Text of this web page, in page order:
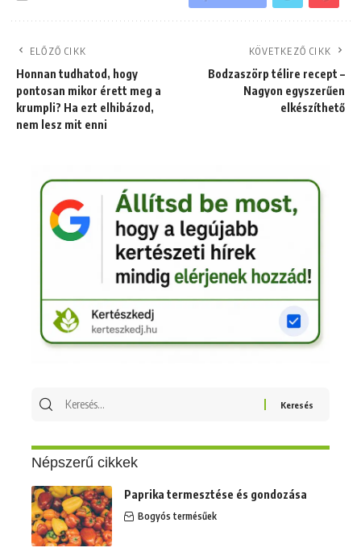
ELŐZŐ CIKK
Honnan tudhatod, hogy
pontosan mikor érett meg a
krumpli? Ha ezt elhibázod,
nem lesz mit enni
KÖVETKEZŐ CIKK
Bodzaszörp télire recept –
Nagyon egyszerűen
elkészíthető
Keresés
Népszerű cikkek
Paprika termesztése és gondozása
Bogyós termésűek